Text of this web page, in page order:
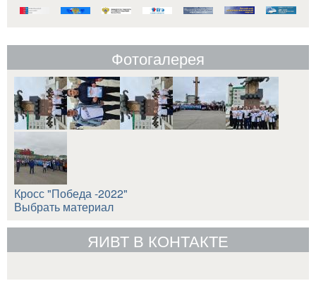
Фотогалерея
Кросс "Победа -2022"
Выбрать материал
ЯИВТ В КОНТАКТЕ